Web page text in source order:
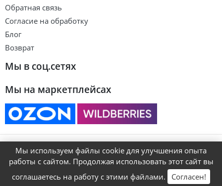
Обратная связь
Согласие на обработку
Блог
Возврат
Мы в соц.сетях
Мы на маркетплейсах
© ART&KIDS
Мы используем файлы cookie для улучшения опыта
работы с сайтом. Продолжая использовать этот сайт вы
соглашаетесь на работу с этими файлами.
Согласен!